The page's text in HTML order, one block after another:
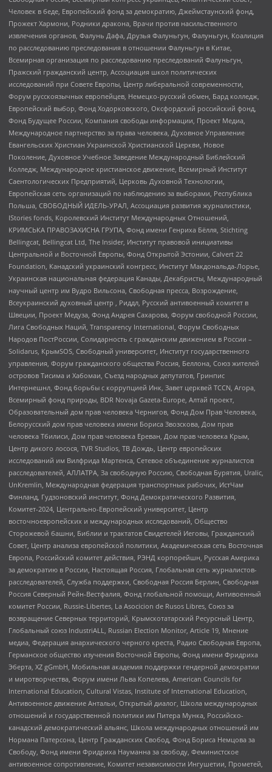
Человек в беде, Европейский фонд за демократию, Джеймстаунский фонд,
Прожект Хармони, Родники дракона, Врачи против насильственного
извлечения органов, Фалунь Дафа, Друзья Фалуньгун, Фалуньгун, Коалиция
по расследованию преследования в отношении Фалуньгун в Китае,
Всемирная организация по расследованию преследований Фалуньгун,
Пражский гражданский центр, Ассоциация школ политических
исследований при Совете Европы, Центр либеральной современности,
Форум русскоязычных европейцев, Немецко-русский обмен, Бард колледж,
Европейский выбор, Фонд Ходорковского, Оксфордский российский фонд,
Фонд Будущее России, Компания свободы информации, Проект Медиа,
Международное партнерство за права человека, Духовное Управление
Евангельских Христиан Украинской Христианской Церкви, Новое
Поколение, Духовное Учебное Заведение Международный Библейский
Колледж, Международное христианское движение, Всемирный Институт
Саентологических Предприятий, Церковь Духовной Технологии,
Европейская сеть организаций по наблюдению за выборами, Республика
Польша, СВОБОДНЫЙ ИДЕЛЬ-УРАЛ, Ассоциация развития журналистики,
IStories fonds, Королевский Институт Международных Отношений,
КРИМСЬКА ПРАВОЗАХИСНА ГРУПА, Фонд имени Генриха Бёлля, Stichting
Bellingcat, Bellingcat Ltd, The Insider, Институт правовой инициативы
Центральной и Восточной Европы, Фонд Открытой Эстонии, Calvert 22
Foundation, Канадский украинский конгресс, Институт Макдональда-Лорье,
Украинская национальная федерация Канады, Декабристы, Международный
научный центр им Вудро Вильсона, Свободная пресса, Возрождение,
Всеукраинский духовный центр , Риддл, Русский антивоенный комитет в
Швеции, Проект Медуза, Фонд Андрея Сахарова, Форум свободной России,
Лига Свободных Наций, Transparеncy International, Форум Свободных
Народов ПостРоссии, Солидарность с гражданским движением в России –
Solidarus, КрымSOS, Свободный университет, Институт государственного
управления, Форум гражданского общества Россия, Беллона, Союз жителей
островов Тисима и Хабомаи, Съезд народных депутатов, Гринпис
Интернешнл, Фонд борьбы с коррупцией Инк, Завет церквей TCCN, Агора,
Всемирный фонд природы, BDR Novaja Gazeta-Europe, Алтай проект,
Образовательный дом прав человека Чернигов, Фонд Дом Прав Человека,
Белорусский дом прав человека имени Бориса Звозскова, Дом прав
человека Тбилиси, Дом прав человека Ереван, Дом прав человека Крым,
Центр дикого лосося, TVR Studios, ТВ Дождь, Центр европейских
исследований им Вилфрида Мартенса, Сетевое объединение журналистов
расследователей, АЛЛАТРА, За свободную Россию, Свободная Бурятия, Uralic,
UnKremlin, Международная федерация транспортных рабочих, ИстЧам
Финланд, Гудзоновский институт, Фонд Демократического Развития,
Комитет-2024, Центрально-Европейский университет, Центр
восточноевропейских и международных исследований, Общество
Сторожевой башни, Библии и трактатов Свидетелей Иеговы, Гражданский
Совет, Центр анализа европейской политики, Академическая сеть Восточная
Европа, Российский комитет действия, РЭНД корпорейшн, Русская Америка
за демократию в России, Настоящая Россия, Глобальная сеть журналистов-
расследователей, Служба поддержки, Свободная Россия Берлин, Свободная
Россия Северный Рейн-Вестфалия, Фонд глобальной помощи, Антивоенный
комитет России, Russie-Libertes, La Asocicion de Rusos Libres, Союз за
возвращение Северных территорий, Крымскотатарский Ресурсный Центр,
Глобальный союз IndustriALL, Russian Election Monitor, Article 19, Мнение
медиа, Федерация анархического черного креста, Радио Свободная Европа,
Германское общество изучения Восточной Европы, Фонд имени Фридриха
Эберта, XZ gGmbH, Мобильная академия поддержки гендерной демократии
и миротворчества, Форум имени Льва Копелева, American Councils for
International Education, Cultural Vistas, Institute of International Education,
Антивоенное движение Антальи, Открытый диалог, Школа международных
отношений и государственной политики им Питера Мунка, Российско-
канадский демократический альянс, Школа международных отношений им
Нормана Патерсона, Центр Гражданских Свобод, Фонд Бориса Немцова за
Свободу, Фонд имени Фридриха Науманна за свободу, Феминистское
антивоенное сопротивление, Комитет независимости Ингушетии, Прометей,